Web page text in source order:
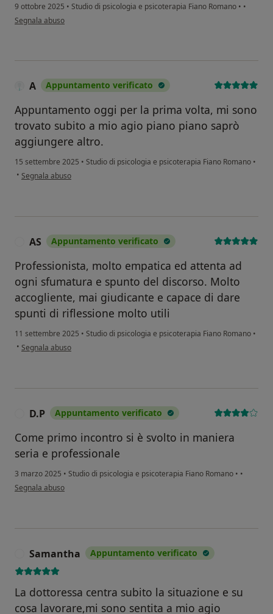
9 ottobre 2025 • Studio di psicologia e psicoterapia Fiano Romano • •
secondo l'opinione dell'utente G.S.
Segnala abuso
A Appuntamento verificato
Appuntamento oggi per la prima volta, mi sono
trovato subito a mio agio piano piano saprò
aggiungere altro.
15 settembre 2025 • Studio di psicologia e psicoterapia Fiano Romano •
• secondo l'opinione dell'utente A
Segnala abuso
AS Appuntamento verificato
Professionista, molto empatica ed attenta ad
ogni sfumatura e spunto del discorso. Molto
accogliente, mai giudicante e capace di dare
spunti di riflessione molto utili
11 settembre 2025 • Studio di psicologia e psicoterapia Fiano Romano •
• secondo l'opinione dell'utente AS
Segnala abuso
D.P Appuntamento verificato
Come primo incontro si è svolto in maniera
seria e professionale
3 marzo 2025 • Studio di psicologia e psicoterapia Fiano Romano • •
secondo l'opinione dell'utente D.P
Segnala abuso
Samantha Appuntamento verificato
La dottoressa centra subito la situazione e su
cosa lavorare,mi sono sentita a mio agio